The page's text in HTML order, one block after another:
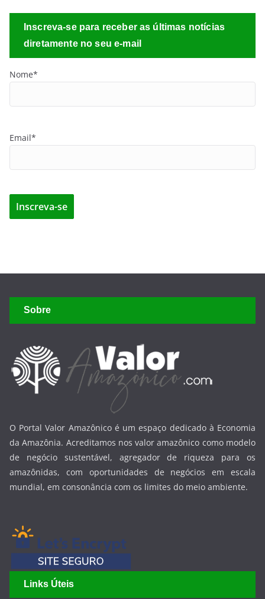
Inscreva-se para receber as últimas notícias
diretamente no seu e-mail
Nome*
Email*
Sobre
O Portal Valor Amazônico é um espaço dedicado à Economia
da Amazônia. Acreditamos nos valor amazônico como modelo
de negócio sustentável, agregador de riqueza para os
amazônidas, com oportunidades de negócios em escala
mundial, em consonância com os limites do meio ambiente.
Links Úteis